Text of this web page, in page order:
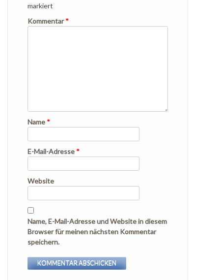
markiert
Kommentar*
Name *
E-Mail-Adresse *
Website
Name, E-Mail-Adresse und Website in diesem
Browser für meinen nächsten Kommentar
speichern.